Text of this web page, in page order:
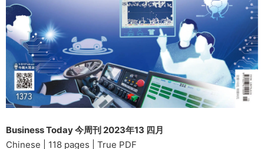
Business Today 今周刊 2023年13 四月
Chinese | 118 pages | True PDF